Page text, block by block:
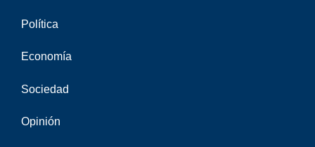
Política
Economía
Sociedad
Opinión